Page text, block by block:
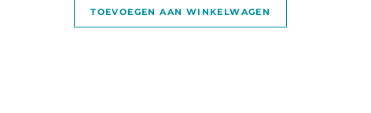
TOEVOEGEN AAN WINKELWAGEN